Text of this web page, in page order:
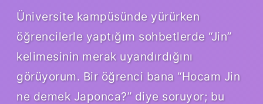
Üniversite kampüsünde yürürken
öğrencilerle yaptığım sohbetlerde “Jin”
kelimesinin merak uyandırdığını
görüyorum. Bir öğrenci bana “Hocam Jin
ne demek Japonca?” diye soruyor; bu